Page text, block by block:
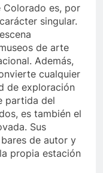
es, por
singular.
de arte
Además,
cualquier
de exploración
partida del
es también el
Sus
de autor y
propia estación